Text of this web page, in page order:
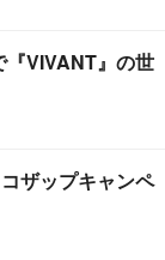
『VIVANT』の世
ザップキャンペ